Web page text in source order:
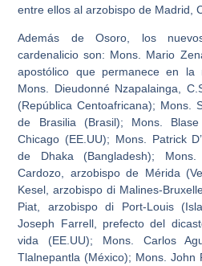
entre ellos al arzobispo de Madrid,
Además de Osoro, los
cardenalicio son: Mons. Mario
apostólico que permanece en la
Mons. Dieudonné Nzapalainga,
(República Centoafricana); Mons.
de Brasilia (Brasil); Mons.
Chicago (EE.UU); Mons. Patrick
de Dhaka (Bangladesh);
Cardozo, arzobispo de Mérida
Kesel, arzobispo di Malines-
Piat, arzobispo di Port-Louis
Joseph Farrell, prefecto del
vida (EE.UU); Mons. Carlos
Tlalnepantla (México); Mons. John